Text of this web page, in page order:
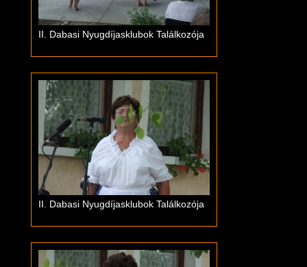
II. Dabasi Nyugdíjasklubok Találkozója
II. Dabasi Nyugdíjasklubok Találkozója